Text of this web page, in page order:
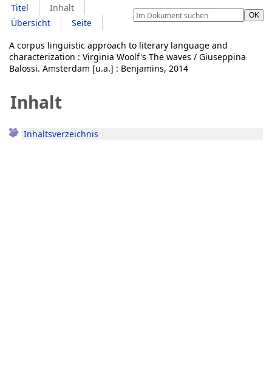
Titel
Inhalt
Übersicht
Seite
A corpus linguistic approach to literary language and
characterization : Virginia Woolf's The waves / Giuseppina
Balossi. Amsterdam [u.a.] : Benjamins, 2014
Inhalt
Inhaltsverzeichnis